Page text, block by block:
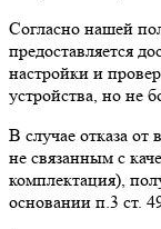
Согласно нашей
предоставляется
настройки и
устройства, но не
В случае отказа от
не связанным с
комплектация),
основании п.3 ст.